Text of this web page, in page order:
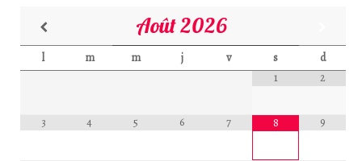
Août2026
l m m j v s
d
1
2
3 4 5 6 7 8 9